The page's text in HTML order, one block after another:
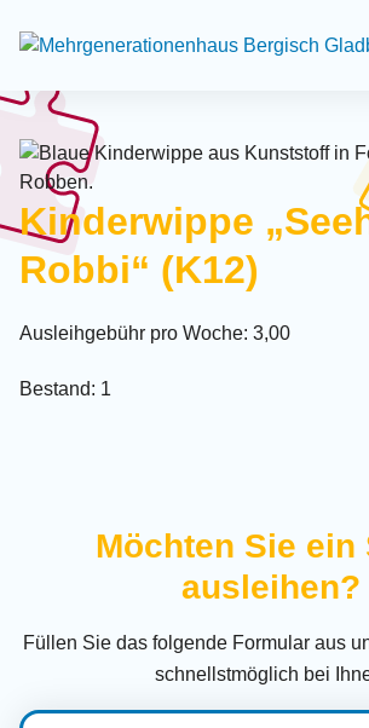
Suchfeld
Kinderwippe
Robbi“ (K12)
Ausleihgebühr pro Woche: 3,00
Bestand: 1
Möchten Sie ein
ausleihen?
Füllen Sie das folgende Formular aus
schnellstmöglich bei